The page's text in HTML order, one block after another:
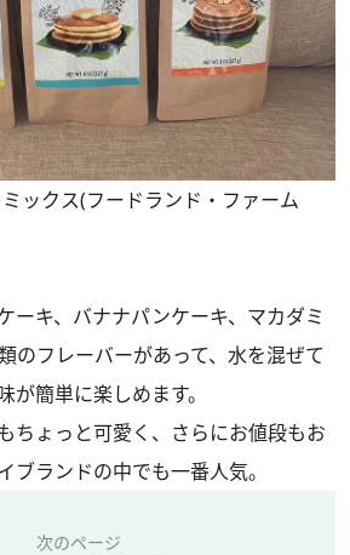
ックス(フードランド・ファーム
ーキ、バナナパンケーキ、マカダミ
のフレーバーがあって、水を混ぜて
簡単に楽しめます。
ちょっと可愛く、さらにお値段もお
ブランドの中でも一番人気。
次のページ